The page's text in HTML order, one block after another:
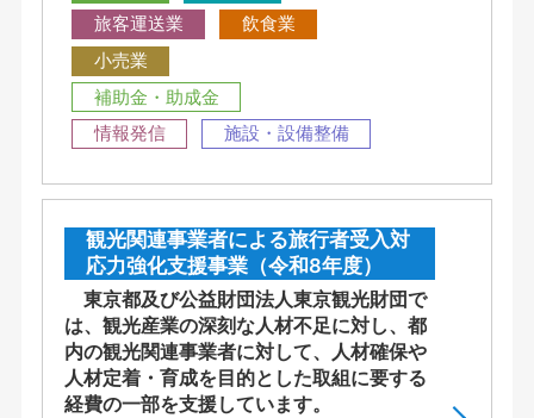
旅客運送業
飲食業
小売業
補助金・助成金
情報発信
施設・設備整備
観光関連事業者による旅行者受入対
応力強化支援事業（令和8年度）
東京都及び公益財団法人東京観光財団で
は、観光産業の深刻な人材不足に対し、都
内の観光関連事業者に対して、人材確保や
人材定着・育成を目的とした取組に要する
経費の一部を支援しています。